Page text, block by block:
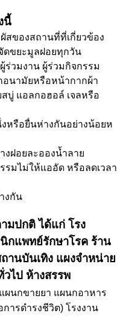
นี้
สของสถานที่ที่เกี่ยวข้อง
ดขยะมูลฝอยทุกวัน
ร่วมงาน ผู้ร่วมกิจกรรม
อนามัยหรือหน้ากากผ้า
บู่ แอลกอฮอล์ เจลหรือ
หรือยื่นห่างกันอย่างน้อยห
ฝอยละอองน้ำลาย
รมไม่ให้แออัด หรือลดเวลา
งกัน
มปกติ ได้แก่ โรง
กแพทย์รักษาโรค ร้าน
านบันเทิง แผงจำหน่าย
ไป ห้างสรรพ
ผนกขายยา แผนกอาหาร
ารดำรงชีวิต) โรงงาน